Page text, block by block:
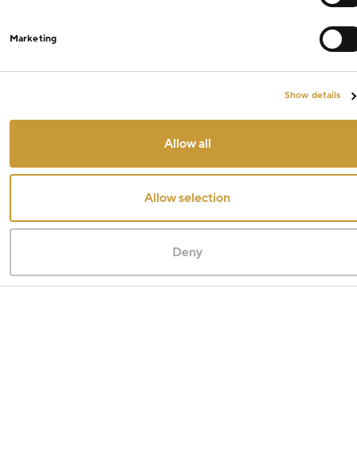
Marketing
Show details
Allow all
Allow selection
Deny